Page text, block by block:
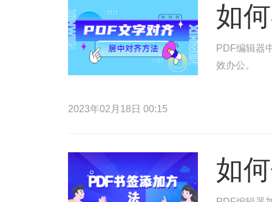
如
PDF编辑器
效办公。
2023年02月18日 00:15
如